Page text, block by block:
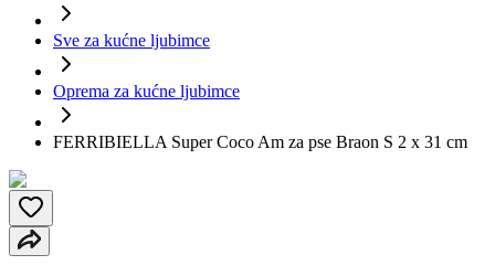
Sve za kućne ljubimce
Oprema za kućne ljubimce
FERRIBIELLA Super Coco Am za pse Braon S 2 x 31 cm